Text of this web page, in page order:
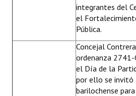
Periodistas Decanos - Registro
Ciudadano Ilustre - Registro
Banca del Vecino - Registro
Huéspedes de Honor - Registro
Antiguos Pobladores - Registro
integrantes del
el
Pública.
Concejal
ordenanza
el Día de la
por ello se invitó
barilochense